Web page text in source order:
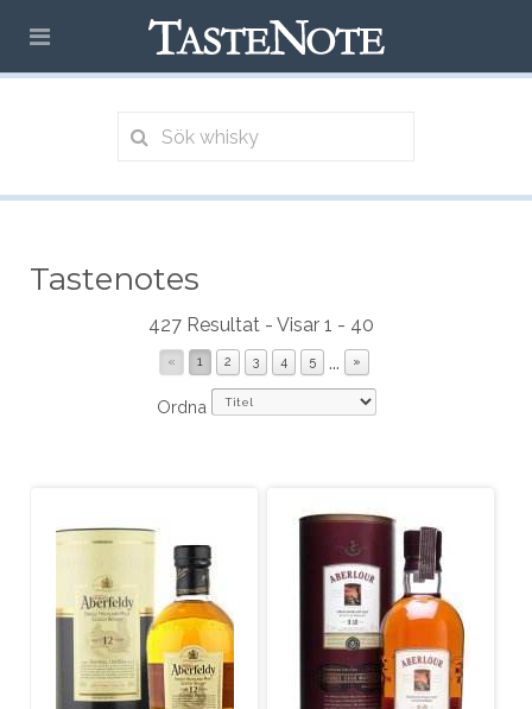
Tastenotes
427 Resultat - Visar 1 - 40
« 1 2 3 4 5 ... »
Ordna